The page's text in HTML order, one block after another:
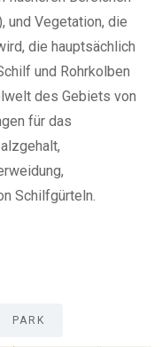
und Vegetation, die
die hauptsächlich
und Rohrkolben
des Gebiets von
für das
Schilfgürteln.
PARK